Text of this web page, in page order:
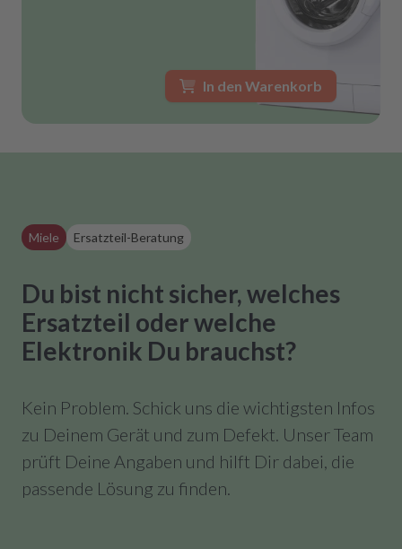
In den Warenkorb
Miele Ersatzteil-Beratung
Du bist nicht sicher, welches
Ersatzteil oder welche
Elektronik Du brauchst?
Kein Problem. Schick uns die wichtigsten Infos
zu Deinem Gerät und zum Defekt. Unser Team
prüft Deine Angaben und hilft Dir dabei, die
passende Lösung zu finden.